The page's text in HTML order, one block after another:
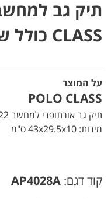
תיק גב
CLASS כולל שקע USB
על המוצר
POLO CLASS
תיק גב אורתופדי למחשב 22 ליטר כולל שקע USB
מידות: 43x29.5x10 ס"מ
קוד דגם: AP4028A